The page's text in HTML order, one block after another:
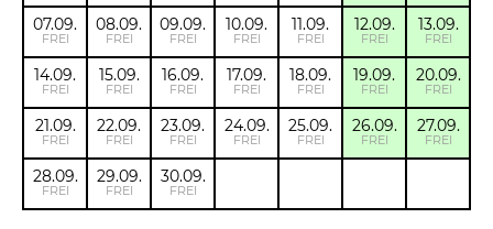
07.09.
FREI
08.09.
FREI
09.09.
FREI
10.09.
FREI
11.09.
FREI
12.09.
FREI
13.09.
FREI
14.09.
FREI
15.09.
FREI
16.09.
FREI
17.09.
FREI
18.09.
FREI
19.09.
FREI
20.09.
FREI
21.09.
FREI
22.09.
FREI
23.09.
FREI
24.09.
FREI
25.09.
FREI
26.09.
FREI
27.09.
FREI
28.09.
FREI
29.09.
FREI
30.09.
FREI